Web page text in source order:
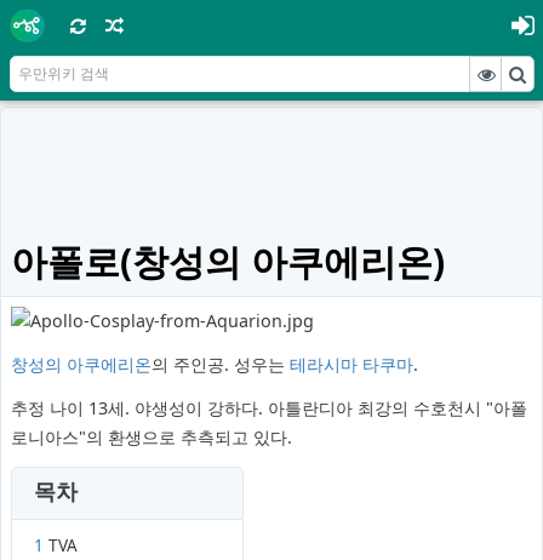
아폴로(창성의 아쿠에리온)
창성의 아쿠에리온의 주인공. 성우는 테라시마 타쿠마.
추정 나이 13세. 야생성이 강하다. 아틀란디아 최강의 수호천시 "아폴
로니아스"의 환생으로 추측되고 있다.
목차
1 TVA